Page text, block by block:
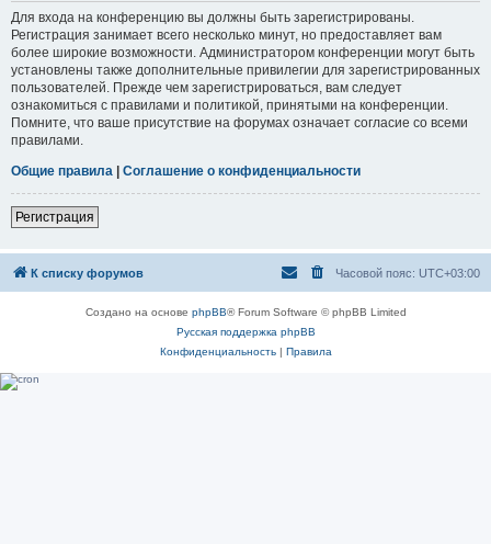
Для входа на конференцию вы должны быть зарегистрированы.
Регистрация занимает всего несколько минут, но предоставляет вам
более широкие возможности. Администратором конференции могут быть
установлены также дополнительные привилегии для зарегистрированных
пользователей. Прежде чем зарегистрироваться, вам следует
ознакомиться с правилами и политикой, принятыми на конференции.
Помните, что ваше присутствие на форумах означает согласие со всеми
правилами.
Общие правила | Соглашение о конфиденциальности
Регистрация
К списку форумов Часовой пояс: UTC+03:00
Создано на основе phpBB® Forum Software © phpBB Limited
Русская поддержка phpBB
Конфиденциальность| Правила